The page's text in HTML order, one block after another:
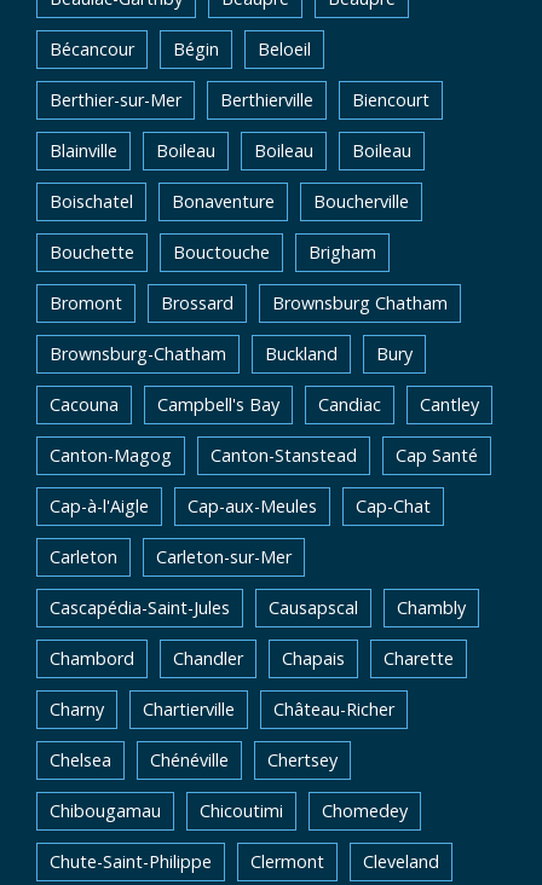
Bécancour Bégin Beloeil
Berthier-sur-Mer Berthierville Biencourt
Blainville Boileau Boileau Boileau
Boischatel Bonaventure Boucherville
Bouchette Bouctouche Brigham
Bromont Brossard Brownsburg Chatham
Brownsburg-Chatham Buckland Bury
Cacouna Campbell's Bay Candiac Cantley
Canton-Magog Canton-Stanstead Cap Santé
Cap-à-l'Aigle Cap-aux-Meules Cap-Chat
Carleton Carleton-sur-Mer
Cascapédia-Saint-Jules Causapscal Chambly
Chambord Chandler Chapais Charette
Charny Chartierville Château-Richer
Chelsea Chénéville Chertsey
Chibougamau Chicoutimi Chomedey
Chute-Saint-Philippe Clermont Cleveland